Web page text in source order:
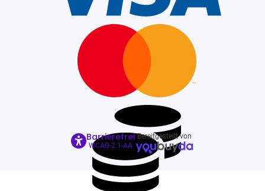
Barrierefrei
WCAG-2.1-AA
Bereitgestellt von